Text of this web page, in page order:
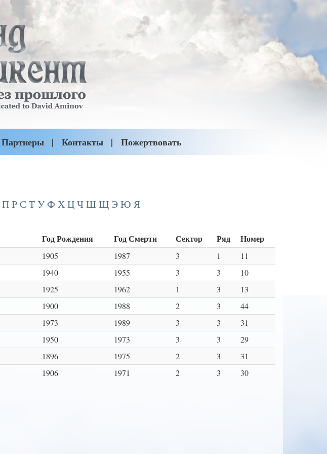
Партнеры Контакты Пожертвовать
П Р С Т У Ф Х Ц Ч Ш Щ Э Ю Я
Год Рождения Год Смерти Сектор Ряд Номер
1905 1987 3 1
11
1940 1955 3 3
10
1925 1962 1 3
13
1900 1988 2 3
44
1973 1989 3 3
31
1950 1973 3 3
29
1896 1975 2 3
31
1906 1971 2 3 30